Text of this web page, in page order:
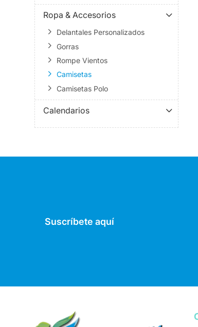
Ropa & Accesorios
Delantales Personalizados
Gorras
Rompe Vientos
Camisetas
Camisetas Polo
Calendarios
Suscríbete aquí